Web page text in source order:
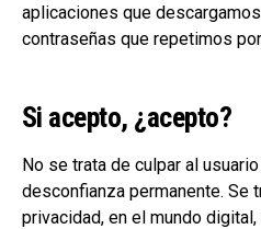
aplicaciones que
contraseñas que repetimos
Si acepto, ¿acepto?
No se trata de culpar al
desconfianza permanente. Se
privacidad, en el mundo